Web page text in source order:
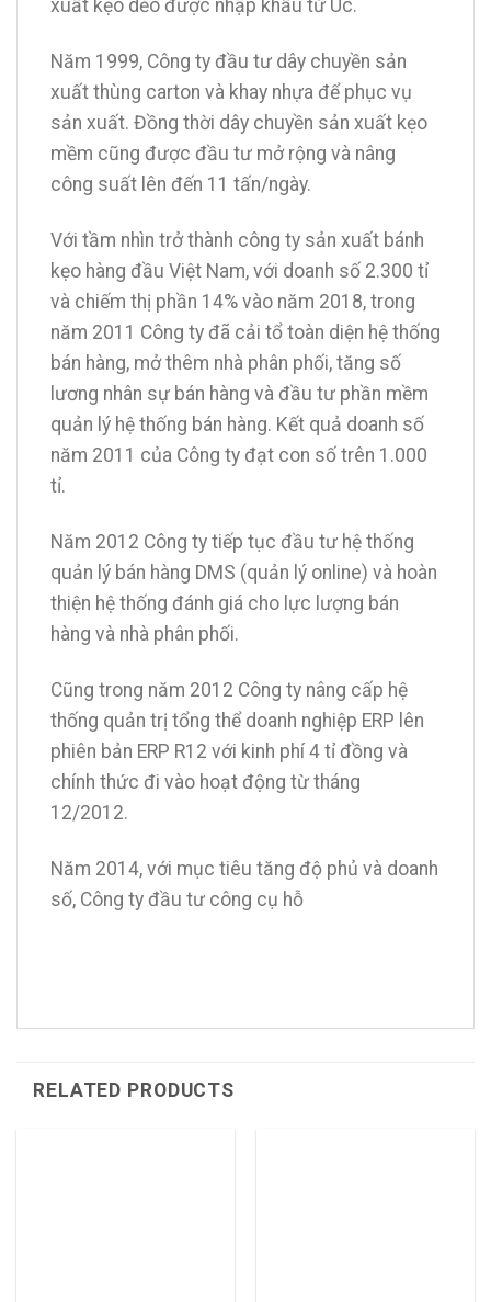
xuất kẹo dẻo được nhập khẩu từ Úc.
Năm 1999, Công ty đầu tư dây chuyền sản
xuất thùng carton và khay nhựa để phục vụ
sản xuất. Đồng thời dây chuyền sản xuất kẹo
mềm cũng được đầu tư mở rộng và nâng
công suất lên đến 11 tấn/ngày.
Với tầm nhìn trở thành công ty sản xuất bánh
kẹo hàng đầu Việt Nam, với doanh số 2.300 tỉ
và chiếm thị phần 14% vào năm 2018, trong
năm 2011 Công ty đã cải tổ toàn diện hệ thống
bán hàng, mở thêm nhà phân phối, tăng số
lương nhân sự bán hàng và đầu tư phần mềm
quản lý hệ thống bán hàng. Kết quả doanh số
năm 2011 của Công ty đạt con số trên 1.000
tỉ.
Năm 2012 Công ty tiếp tục đầu tư hệ thống
quản lý bán hàng DMS (quản lý online) và hoàn
thiện hệ thống đánh giá cho lực lượng bán
hàng và nhà phân phối.
Cũng trong năm 2012 Công ty nâng cấp hệ
thống quản trị tổng thể doanh nghiệp ERP lên
phiên bản ERP R12 với kinh phí 4 tỉ đồng và
chính thức đi vào hoạt động từ tháng
12/2012.
Năm 2014, với mục tiêu tăng độ phủ và doanh
số, Công ty đầu tư công cụ hỗ
RELATED PRODUCTS